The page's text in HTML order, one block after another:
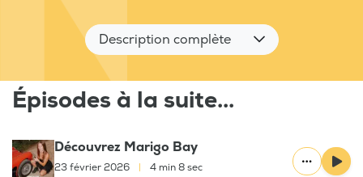
Description complète
Épisodes à la suite...
Découvrez Marigo Bay
23 février 2026 4 min 8 sec